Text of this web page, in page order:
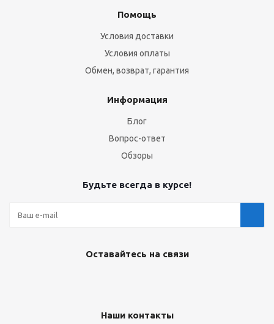
Помощь
Условия доставки
Условия оплаты
Обмен, возврат, гарантия
Информация
Блог
Вопрос-ответ
Обзоры
Будьте всегда в курсе!
Оставайтесь на связи
Наши контакты